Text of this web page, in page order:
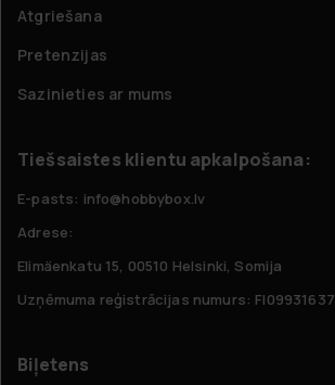
Atgriešana
Pretenzijas
Sazinieties ar mums
Tiešsaistes klientu apkalpošana:
E-pasts: info@hobbybox.lv
Adrese:
Elimäenkatu 15, 00510 Helsinki, Somija
Uzņēmuma reģistrācijas numurs: FI09931637
Biļetens